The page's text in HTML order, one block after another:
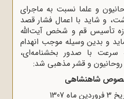
و علما نسبت به ماجرای
و شاید با اعمال فشار قصد
تأسیس قم و شخص آیت‌الله
و بدین وسیله موجب انهدام
سرعت با صدور بخشنامه‌ای،
روحانیون و قشر مذهبی شد:
شاهنشاهی
1307